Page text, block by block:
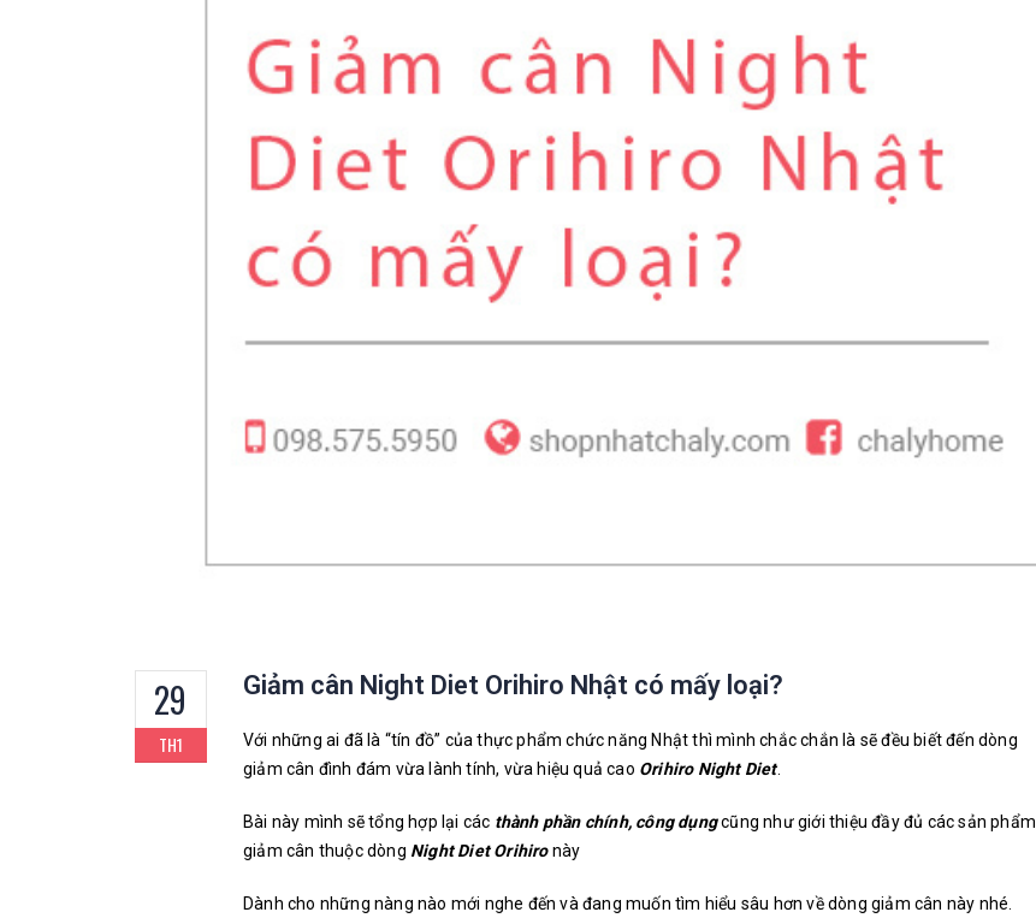
29
TH1
Giảm cân Night Diet Orihiro Nhật có mấy loại?
Với những ai đã là “tín đồ” của thực phẩm chức năng Nhật thì mình chắc chắn là sẽ đều biết đến dòng
giảm cân đình đám vừa lành tính, vừa hiệu quả cao Orihiro Night Diet.
Bài này mình sẽ tổng hợp lại các thành phần chính, công dụngcũng như giới thiệu đầy đủ các sản phẩm
giảm cân thuộc dòng Night Diet Orihironày
Dành cho những nàng nào mới nghe đến và đang muốn tìm hiểu sâu hơn về dòng giảm cân này nhé.